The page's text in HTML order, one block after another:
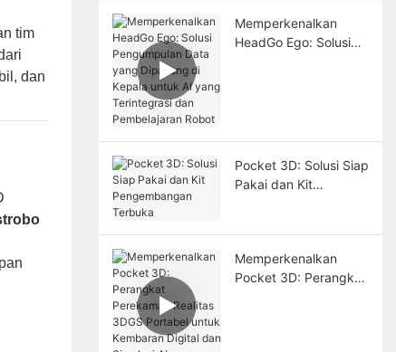
tim
dan
Memperkenalkan
HeadGo Ego: Solusi
Pocket 3D: Solusi Siap
Pakai dan Kit
Memperkenalkan
Pocket 3D: Perangkat